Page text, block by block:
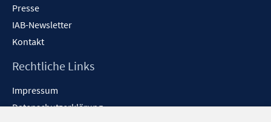
Presse
IAB-Newsletter
Kontakt
Rechtliche Links
Impressum
Datenschutzerklärung